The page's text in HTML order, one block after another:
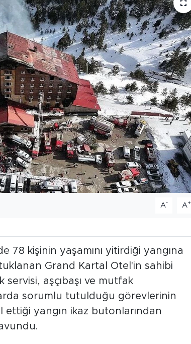
A- A+
78 kişinin yaşamını yitirdiği yangına
Grand Kartal Otel'in sahibi
aşçıbaşı ve mutfak
sorumlu tutulduğu görevlerinin
yangın ikaz butonlarından